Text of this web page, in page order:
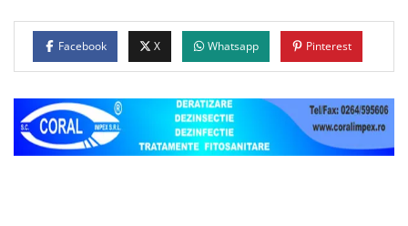
Facebook X Whatsapp Pinterest